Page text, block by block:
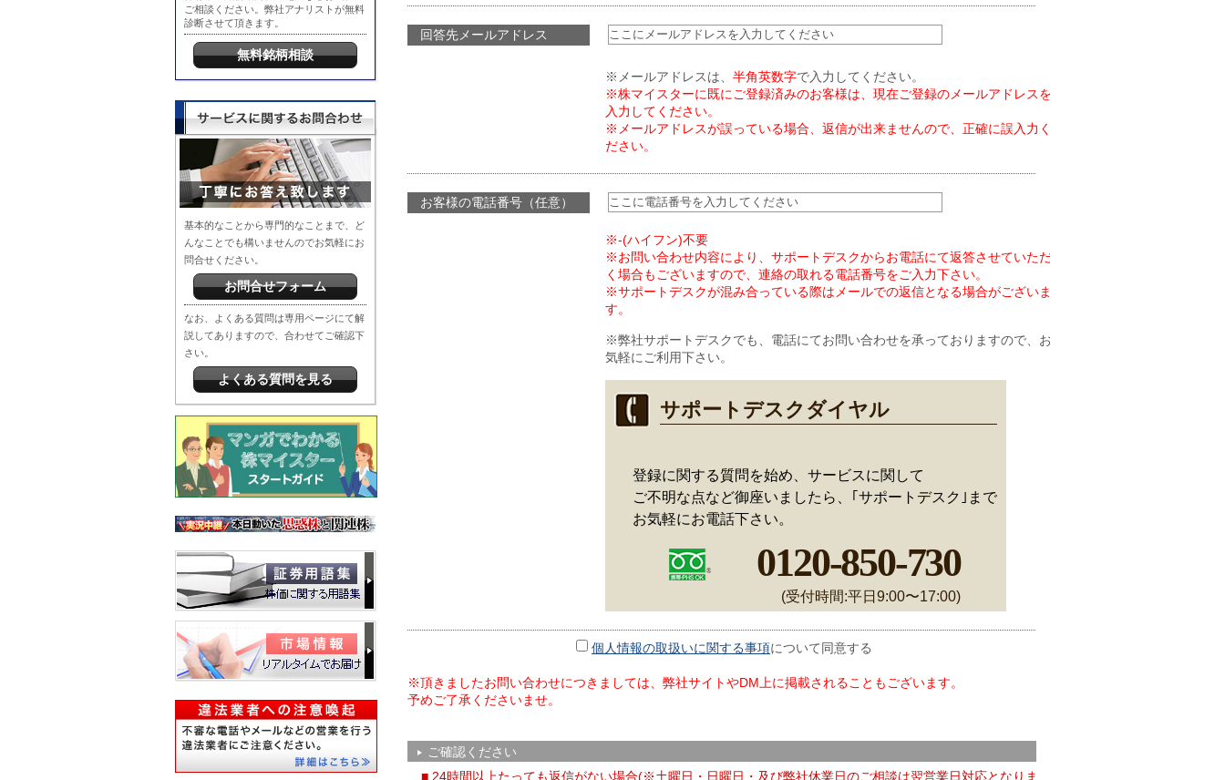
ご相談ください。弊社アナリストが無料
診断させて頂きます。
無料銘柄相談
基本的なことから専門的なことまで、ど
んなことでも構いませんのでお気軽にお
問合せください。
お問合せフォーム
なお、よくある質問は専用ページにて解
説してありますので、合わせてご確認下
さい。
よくある質問を見る
回答先メールアドレス
※メールアドレスは、 半角英数字で入力してください。
※株マイスターに既にご登録済みのお客様は、現在ご登録のメールアドレスを
入力してください。
※メールアドレスが誤っている場合、返信が出来ませんので、正確に誤入力く
ださい。
お客様の電話番号（任意）
※-(ハイフン)不要
※お問い合わせ内容により、サポートデスクからお電話にて返答させていただ
く場合もございますので、連絡の取れる電話番号をご入力下さい。
※サポートデスクが混み合っている際はメールでの返信となる場合がございま
す。
※弊社サポートデスクでも、電話にてお問い合わせを承っておりますので、お
気軽にご利用下さい。
サポートデスクダイヤル
登録に関する質問を始め、サービスに関して
ご不明な点など御座いましたら、｢サポートデスク｣まで
お気軽にお電話下さい。
0120-850-730
(受付時間:平日9:00〜17:00)
個人情報の取扱いに関する事項について同意する
※頂きましたお問い合わせにつきましては、弊社サイトやDM上に掲載されることもございます。
予めご了承くださいませ。